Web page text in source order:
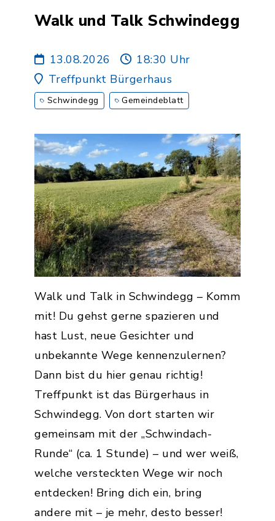
Walk und Talk Schwindegg
13.08.2026
18:30 Uhr
Treffpunkt Bürgerhaus
Schwindegg Gemeindeblatt
Walk und Talk in Schwindegg – Komm
mit! Du gehst gerne spazieren und
hast Lust, neue Gesichter und
unbekannte Wege kennenzulernen?
Dann bist du hier genau richtig!
Treffpunkt ist das Bürgerhaus in
Schwindegg. Von dort starten wir
gemeinsam mit der „Schwindach-
Runde“ (ca. 1 Stunde) – und wer weiß,
welche versteckten Wege wir noch
entdecken! Bring dich ein, bring
andere mit – je mehr, desto besser!